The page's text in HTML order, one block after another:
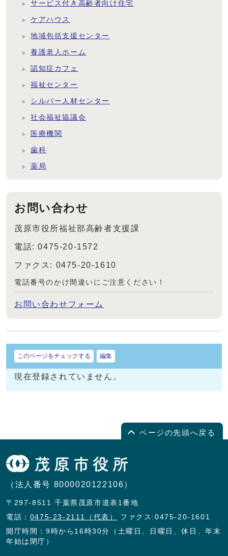
サービス付き高齢者向け住宅
ケアハウス
地域包括支援センター
養護老人ホーム
認知症カフェ
福祉センター
シルバー人材センター
社会福祉協議会
医療機関
歯科
薬局
お問い合わせ
茂原市役所福祉部高齢者支援課
電話: 0475-20-1572
ファクス: 0475-20-1610
電話番号のかけ間違いにご注意ください！
お問い合わせフォーム
このページをチェックする 編集
現在登録されていません。
ページの先頭へ戻る
（法人番号 8000020122106）
〒297-8511 千葉県茂原市道表1番地
電話： 0475-23-2111（代表）
ファクス:0475-20-1601
開庁時間：9時から16時30分（土曜日、日曜日、休日、年末
年始は閉庁）